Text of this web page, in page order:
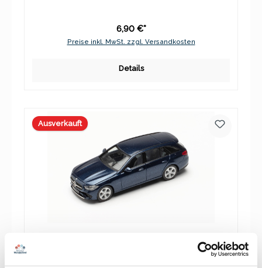
6,90 €*
Preise inkl. MwSt. zzgl. Versandkosten
Details
Ausverkauft